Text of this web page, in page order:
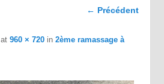
Navigation
← Précédent
at960 × 720 in2ème ramassage à